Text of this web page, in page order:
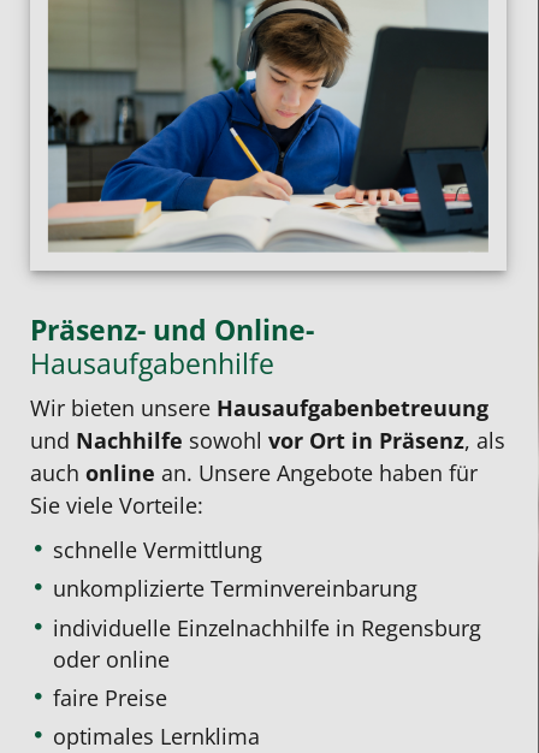
Präsenz- und Online-
Hausaufgabenhilfe
Wir bieten unsere Hausaufgabenbetreuung
und Nachhilfe sowohl vor Ort in Präsenz, als
auch online an. Unsere Angebote haben für
Sie viele Vorteile:
schnelle Vermittlung
unkomplizierte Terminvereinbarung
individuelle Einzelnachhilfe in Regensburg
oder online
faire Preise
optimales Lernklima